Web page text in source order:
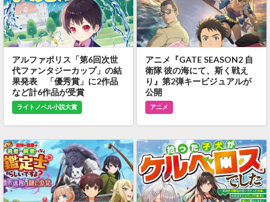
アルファポリス「第6回次世
代ファンタジーカップ」の結
果発表 「優秀賞」に2作品
など計6作品が受賞
ライトノベル小説大賞
アニメ『GATE SEASON2 自
衛隊 彼の海にて、斯く戦え
り』第2弾キービジュアルが
公開
アニメ